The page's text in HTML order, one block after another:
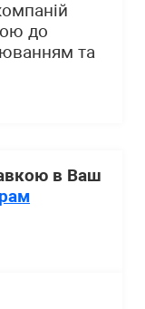
до
та
в Ваш